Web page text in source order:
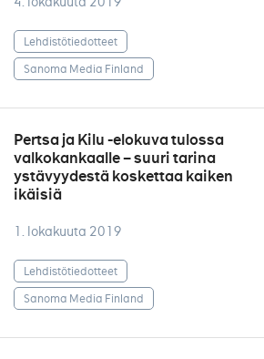
Lehdistötiedotteet
Sanoma Media Finland
Pertsa ja Kilu -elokuva tulossa
valkokankaalle – suuri tarina
ystävyydestä koskettaa kaiken
ikäisiä
1. lokakuuta 2019
Lehdistötiedotteet
Sanoma Media Finland